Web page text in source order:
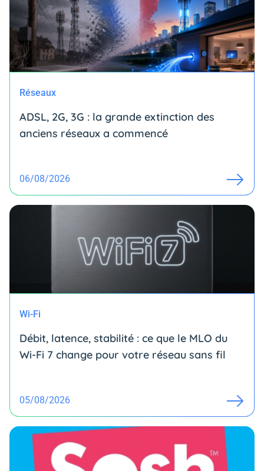
Réseaux
ADSL, 2G, 3G : la grande extinction des
anciens réseaux a commencé
06/08/2026
Wi-Fi
Débit, latence, stabilité : ce que le MLO du
Wi-Fi 7 change pour votre réseau sans fil
05/08/2026